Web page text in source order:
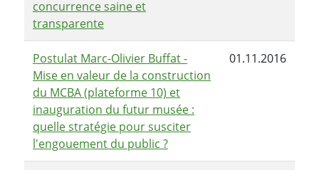
concurrence saine et
transparente
Postulat Marc-Olivier Buffat -
Mise en valeur de la construction
du MCBA (plateforme 10) et
inauguration du futur musée :
quelle stratégie pour susciter
l'engouement du public ?
01.11.2016